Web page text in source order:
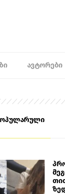
ᲐᲕᲢᲝᲠᲔᲑᲘ